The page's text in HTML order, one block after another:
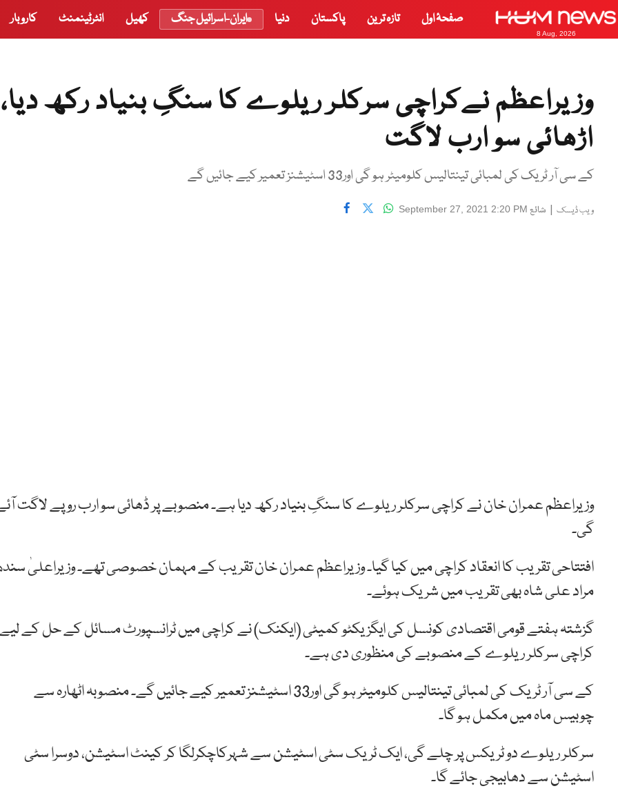
8 Aug, 2026
صفحۂ اول تازہ ترین پاکستان دنیا ایران-اسرائیل جنگ کھیل انٹرٹینمنٹ کاروبار
وزیراعظم نےکراچی سرکلر ریلوے کا سنگِ بنیاد رکھ دیا،
اڑھائی سو ارب لاگت
کے سی آر ٹریک کی لمبائی تینتالیس کلومیٹر ہو گی اور33 اسٹیشنز تعمیر کیے جائیں گے
ویب ڈیسک | شائع September 27, 2021 2:20 PM
وزیراعظم عمران خان نے کراچی سرکلر ریلوے کا سنگِ بنیاد رکھ دیا ہے۔ منصوبے پر ڈھائی سو ارب روپے لاگت
گی۔
افتتاحی تقریب کا انعقاد کراچی میں کیا گیا۔ وزیراعظم عمران خان تقریب کے مہمان خصوصی تھے۔ وزیراعلیٰ
مراد علی شاہ بھی تقریب میں شریک ہوئے۔
گزشتہ ہفتے قومی اقتصادی کونسل کی ایگزیکٹو کمیٹی (ایکنک) نے کراچی میں ٹرانسپورٹ مسائل کے حل کے لیے
کراچی سرکلر ریلوے کے منصوبے کی منظوری دی ہے۔
کے سی آر ٹریک کی لمبائی تینتالیس کلومیٹر ہو گی اور33 اسٹیشنز تعمیر کیے جائیں گے۔ منصوبہ اٹھارہ سے
چوبیس ماہ میں مکمل ہو گا۔
سرکلر ریلوے دو ٹریکس پر چلے گی، ایک ٹریک سٹی اسٹیشن سے شہرکاچکرلگا کر کینٹ اسٹیشن، دوسرا سٹی
اسٹیشن سے دھابیجی جائے گا۔